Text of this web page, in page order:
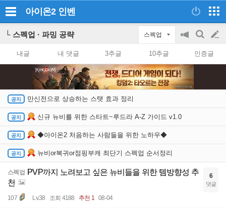
아이온2 인벤
└ 스펙업 · 파밍 공략 스펙업
공
on/off
검
색
글
쓰
내글 내 댓글 3추글 10추글 인증글
만신전으로 상승하는 스탯 효과 정리
신규 뉴비를 위한 스타트~루드라 A-Z 가이드 v1.0
◆아이온2 처음하는 사람들을 위한 노하우◆
뉴비or복귀or점핑부캐 최단기 스펙업 순서정리
스펙업
PVP까지 노려보고 싶은 뉴비들을 위한 템방향성 추
천
107 Lv.38 조회 4188 추천 1 08-04
6
댓글